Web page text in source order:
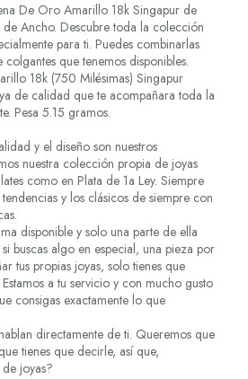
De Oro Amarillo 18k Singapur de
Ancho. Descubre toda la colección
para ti. Puedes combinarlas
que tenemos disponibles.
18k (750 Milésimas) Singapur
de calidad que te acompañara toda la
Pesa 5.15 gramos.
y el diseño son nuestros
nuestra colección propia de joyas
como en Plata de 1a Ley. Siempre
y los clásicos de siempre con
disponible y solo una parte de ella
buscas algo en especial, una pieza por
tus propias joyas, solo tienes que
Estamos a tu servicio y con mucho gusto
consigas exactamente lo que
directamente de ti. Queremos que
tienes que decirle, así que,
joyas?